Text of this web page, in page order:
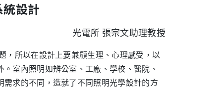
設計
光電所 張宗文助理教授
所以在設計上要兼顧生理、心理感受，以
室內照明如辨公室、工廠、學校、醫院、
求的不同，造就了不同照明光學設計的方